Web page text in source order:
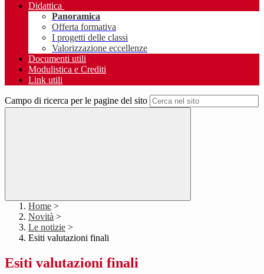
Didattica
Panoramica
Offerta formativa
I progetti delle classi
Valorizzazione eccellenze
Documenti utili
Modulistica e Crediti
Link utili
Campo di ricerca per le pagine del sito
Home >
Novità >
Le notizie >
Esiti valutazioni finali
Esiti valutazioni finali